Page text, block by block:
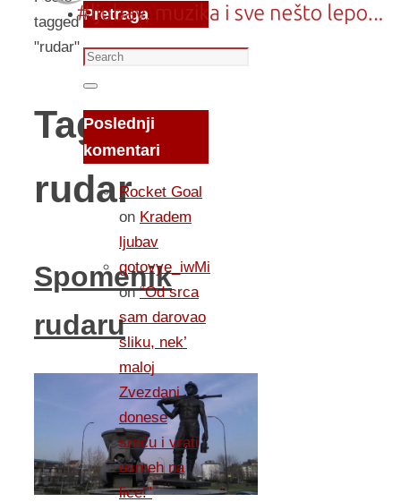
tagged
"rudar"
Tag:
rudar
Spomenik
rudaru
Pretraga
Search
for:
Search
Poslednji
komentari
Rocket Goal
on Kradem
ljubav
gotovye_iwMi
on“Od srca
sam darovao
sliku, nek’
maloj
Zvezdani
donese
sreću i vrati
osmeh na
lice!”